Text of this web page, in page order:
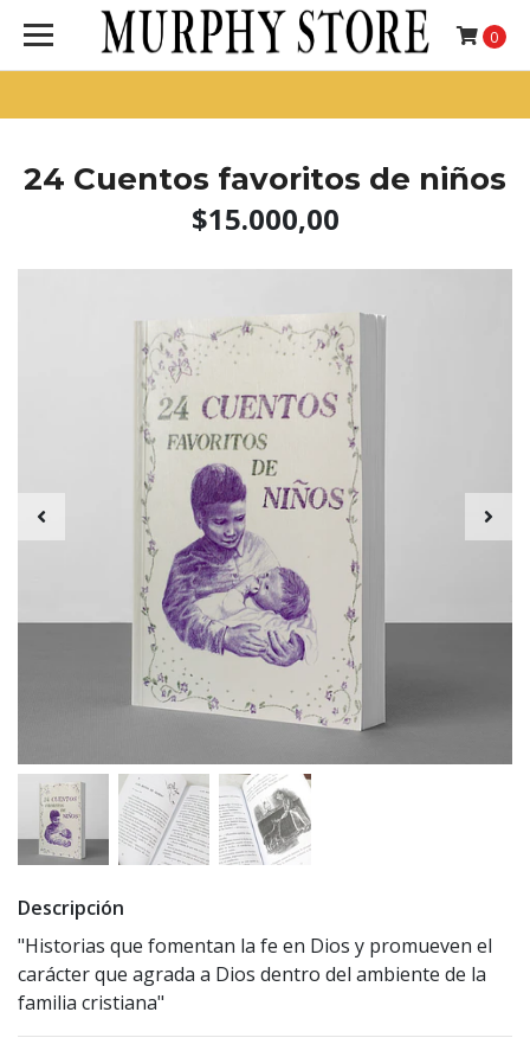
0
24 Cuentos favoritos de niños
$15.000,00
Descripción
"Historias que fomentan la fe en Dios y promueven el
carácter que agrada a Dios dentro del ambiente de la
familia cristiana"